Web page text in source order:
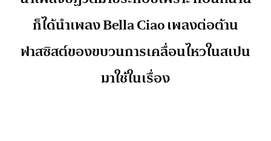
ก็ได้นำเพลง Bella Ciao เพลงต่อต้าน
ฟาสซิสต์ของขบวนการเคลื่อนไหวในสเปน
มาใช้ในเรื่อง